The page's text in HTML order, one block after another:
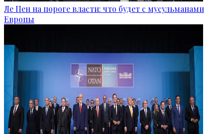
Ле Пен на пороге власти: что будет с мусульманами
Европы